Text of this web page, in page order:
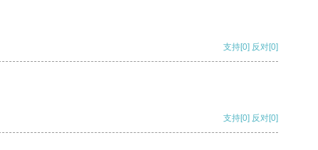
支持[0] 反对[0]
支持[0] 反对[0]